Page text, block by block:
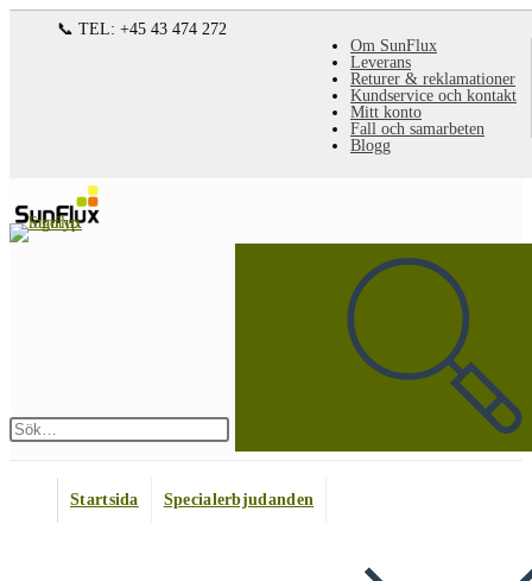
Om SunFlux
Leverans
Returer & reklamationer
Kundservice och kontakt
Mitt konto
Fall och samarbeten
Blogg
📞 TEL: +45 43 474 272
Startsida
Specialerbjudanden